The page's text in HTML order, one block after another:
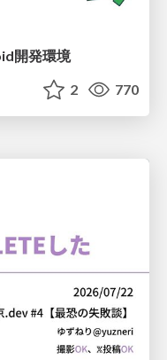
開発環境
2 770